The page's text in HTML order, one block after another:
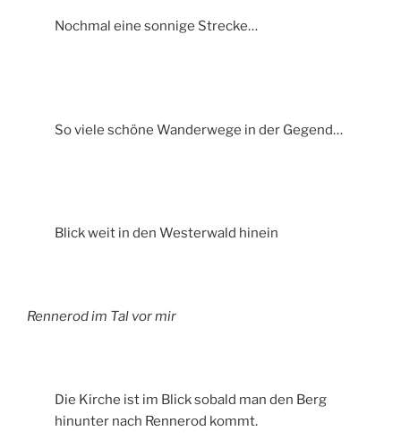
Nochmal eine sonnige Strecke…
So viele schöne Wanderwege in der Gegend…
Blick weit in den Westerwald hinein
Rennerod im Tal vor mir
Die Kirche ist im Blick sobald man den Berg
hinunter nach Rennerod kommt.